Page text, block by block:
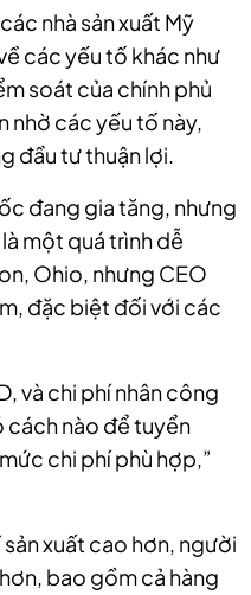
nhà sản xuất Mỹ
các yếu tố khác như
soát của chính phủ
nhờ các yếu tố này,
đầu tư thuận lợi.
đang gia tăng, nhưng
một quá trình dễ
Ohio, nhưng CEO
đặc biệt đối với các
và chi phí nhân công
cách nào để tuyển
chi phí phù hợp,”
xuất cao hơn, người
bao gồm cả hàng